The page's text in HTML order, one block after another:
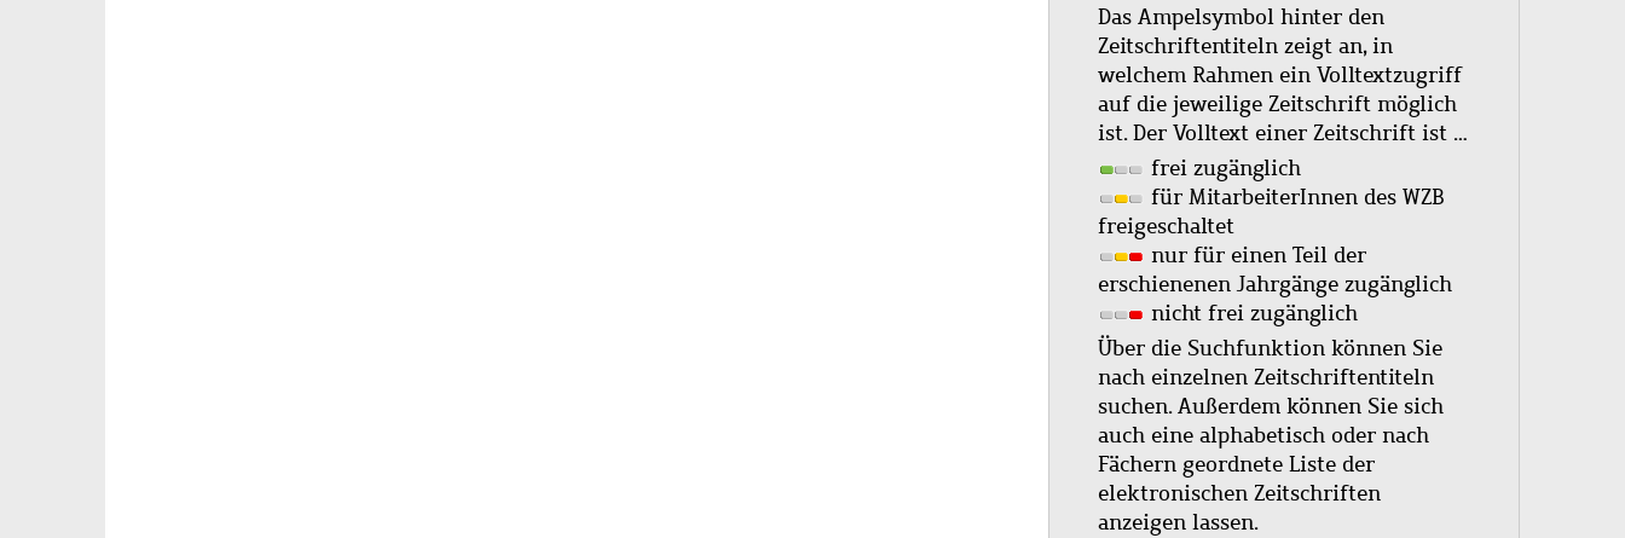
Das Ampelsymbol hinter den
Zeitschriftentiteln zeigt an, in
welchem Rahmen ein Volltextzugriff
auf die jeweilige Zeitschrift möglich
ist. Der Volltext einer Zeitschrift ist …
frei zugänglich
für MitarbeiterInnen des WZB
freigeschaltet
nur für einen Teil der
erschienenen Jahrgänge zugänglich
nicht frei zugänglich
Über die Suchfunktion können Sie
nach einzelnen Zeitschriftentiteln
suchen. Außerdem können Sie sich
auch eine alphabetisch oder nach
Fächern geordnete Liste der
elektronischen Zeitschriften
anzeigen lassen.